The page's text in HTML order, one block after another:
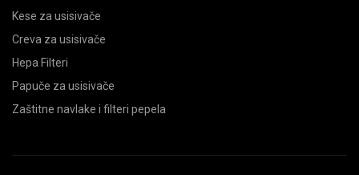
Kese za usisivače
Creva za usisivače
Hepa Filteri
Papuče za usisivače
Zaštitne navlake i filteri pepela